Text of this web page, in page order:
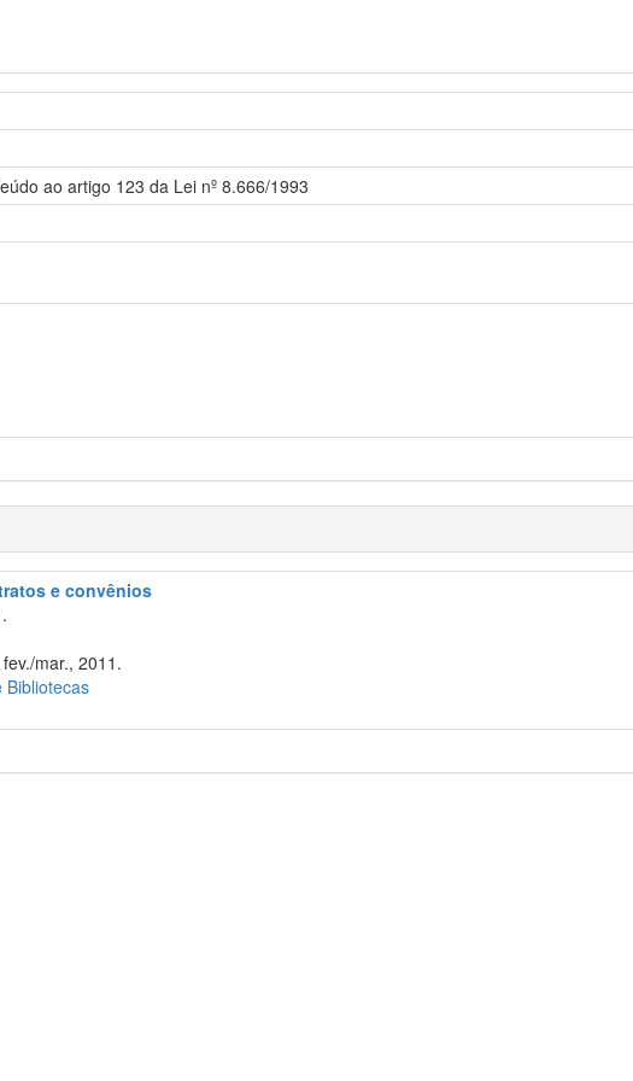
ao artigo 123 da Lei nº 8.666/1993
e convênios
mar., 2011.
Bibliotecas